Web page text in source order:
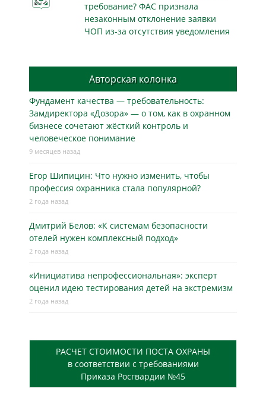
требование? ФАС признала
незаконным отклонение заявки
ЧОП из-за отсутствия уведомления
Авторская колонка
Фундамент качества — требовательность:
Замдиректора «Дозора» — о том, как в охранном
бизнесe сочетают жёсткий контроль и
человеческое понимание
9 месяцев назад
Егор Шипицин: Что нужно изменить, чтобы
профессия охранника стала популярной?
2 года назад
Дмитрий Белов: «К системам безопасности
отелей нужен комплексный подход»
2 года назад
«Инициатива непрофессиональная»: эксперт
оценил идею тестирования детей на экстремизм
2 года назад
РАСЧЕТ СТОИМОСТИ ПОСТА ОХРАНЫ
в соответствии с требованиями
Приказа Росгвардии №45